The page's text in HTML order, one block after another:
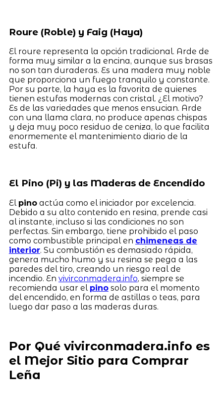
Roure (Roble) y Faig (Haya)
El roure representa la opción tradicional. Arde de
forma muy similar a la encina, aunque sus brasas
no son tan duraderas. Es una madera muy noble
que proporciona un fuego tranquilo y constante.
Por su parte, la haya es la favorita de quienes
tienen estufas modernas con cristal. ¿El motivo?
Es de las variedades que menos ensucian. Arde
con una llama clara, no produce apenas chispas
y deja muy poco residuo de ceniza, lo que facilita
enormemente el mantenimiento diario de la
estufa.
El Pino (Pi) y las Maderas de Encendido
El pinoactúa como el iniciador por excelencia.
Debido a su alto contenido en resina, prende casi
al instante, incluso si las condiciones no son
perfectas. Sin embargo, tiene prohibido el paso
como combustible principal en chimeneas de
interior. Su combustión es demasiado rápida,
genera mucho humo y su resina se pega a las
paredes del tiro, creando un riesgo real de
incendio. En vivirconmadera.info, siempre se
recomienda usar el pinosolo para el momento
del encendido, en forma de astillas o teas, para
luego dar paso a las maderas duras.
Por Qué vivirconmadera.info es
el Mejor Sitio para Comprar
Leña